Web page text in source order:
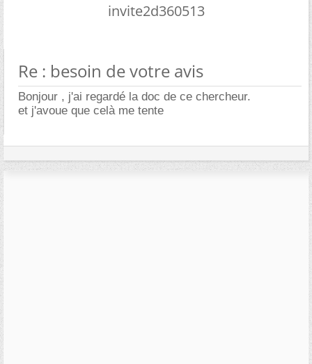
invite2d360513
Re : besoin de votre avis
Bonjour , j'ai regardé la doc de ce chercheur.
et j'avoue que celà me tente